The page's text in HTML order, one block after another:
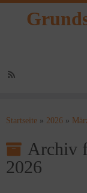
Inhalt
Startseite » 2026 »
Archiv
2026